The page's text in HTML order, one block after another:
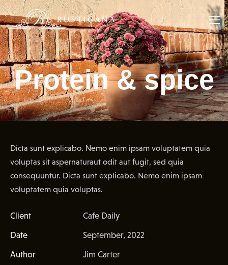
Protein & spice
Dicta sunt explicabo. Nemo enim ipsam voluptatem quia
voluptas sit aspernaturaut odit aut fugit, sed quia
consequuntur. Dicta sunt explicabo. Nemo enim ipsam
voluptatem quia voluptas.
Client
Cafe Daily
Date
September, 2022
Author
Jim Carter